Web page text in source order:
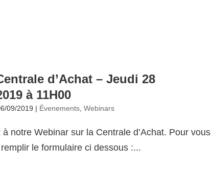
d’Achat – Jeudi 28
à 11H00
09/2019 | Évenements ,Webinars
notre Webinar sur la Centrale d’Achat. Pour vous
le formulaire ci dessous :...